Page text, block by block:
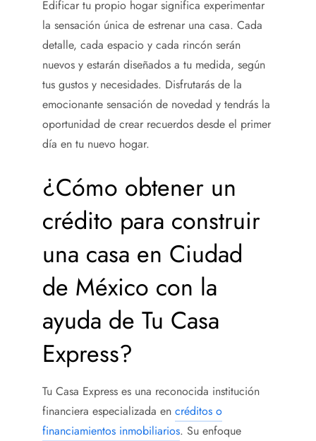
Edificar tu propio hogar significa experimentar
la sensación única de estrenar una casa. Cada
detalle, cada espacio y cada rincón serán
nuevos y estarán diseñados a tu medida, según
tus gustos y necesidades. Disfrutarás de la
emocionante sensación de novedad y tendrás la
oportunidad de crear recuerdos desde el primer
día en tu nuevo hogar.
¿Cómo obtener un
crédito para construir
una casa en Ciudad
de México con la
ayuda de Tu Casa
Express?
Tu Casa Express es una reconocida institución
financiera especializada en créditos o
financiamientos inmobiliarios. Su enfoque